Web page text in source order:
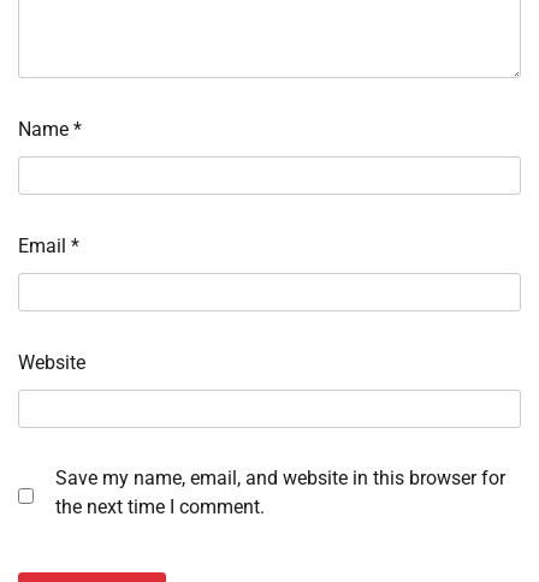
Name *
Email *
Website
Save my name, email, and website in this browser for
the next time I comment.